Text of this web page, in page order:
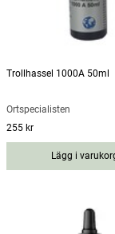
Trollhassel 1000A 50ml
Örtspecialisten
Pris:
255 kr
Lägg i